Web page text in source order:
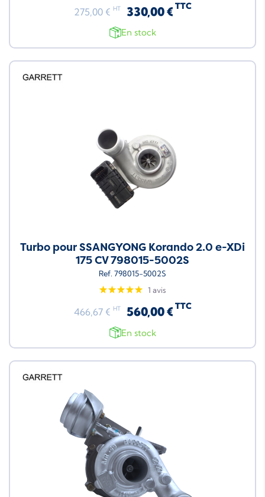
275,00 € HT 330,00 € TTC
En stock
Turbo pour SSANGYONG Korando 2.0 e-XDi
175 CV 798015-5002S
Ref. 798015-5002S
1 avis
466,67 € HT 560,00 € TTC
En stock